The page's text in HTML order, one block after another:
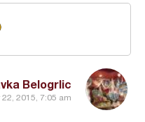
Belogrlic
22, 2015, 7:05 am